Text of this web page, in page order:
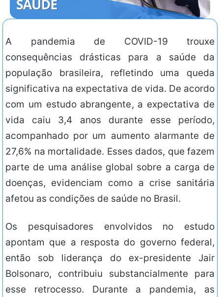
A pandemia de COVID-19 trouxe
consequências drásticas para a saúde da
população brasileira, refletindo uma queda
significativa na expectativa de vida. De acordo
com um estudo abrangente, a expectativa de
vida caiu 3,4 anos durante esse período,
acompanhado por um aumento alarmante de
27,6% na mortalidade. Esses dados, que fazem
parte de uma análise global sobre a carga de
doenças, evidenciam como a crise sanitária
afetou as condições de saúde no Brasil.
Os pesquisadores envolvidos no estudo
apontam que a resposta do governo federal,
então sob liderança do ex-presidente Jair
Bolsonaro, contribuiu substancialmente para
esse retrocesso. Durante a pandemia, as